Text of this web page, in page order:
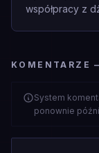
współpracy z
KOMENTARZE
System
ponownie